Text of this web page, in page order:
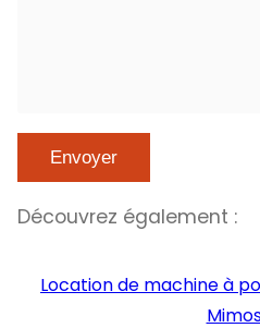
Découvrez également :
Location de machine à